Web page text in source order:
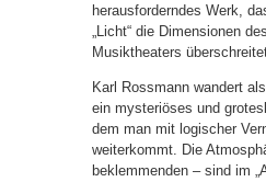
herausforderndes Werk,
„Licht“ die Dimensionen
Musiktheaters
Karl Rossmann wandert
ein mysteriöses und
dem man mit logischer
weiterkommt. Die
beklemmenden – sind im